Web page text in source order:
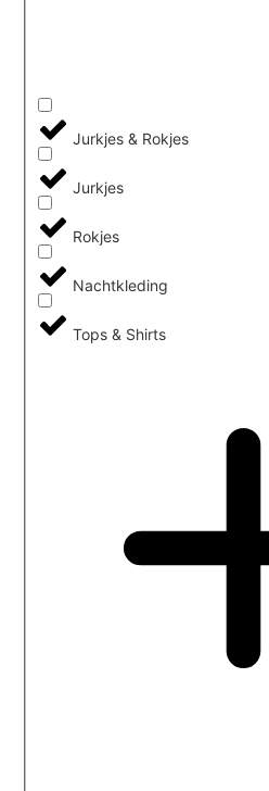
Jurkjes & Rokjes
Jurkjes
Rokjes
Nachtkleding
Tops & Shirts